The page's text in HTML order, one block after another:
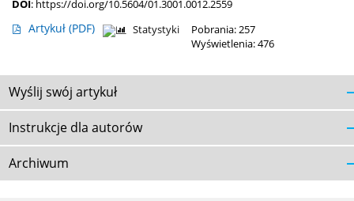
DOI: https://doi.org/10.5604/01.3001.0012.2559
Artykuł (PDF) Statystyki
Pobrania: 257
Wyświetlenia: 476
Wyślij swój artykuł
Instrukcje dla autorów
Archiwum